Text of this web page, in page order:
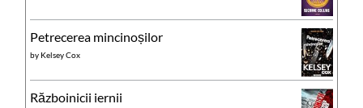
Petrecerea mincinoșilor
by Kelsey Cox
Războinicii iernii